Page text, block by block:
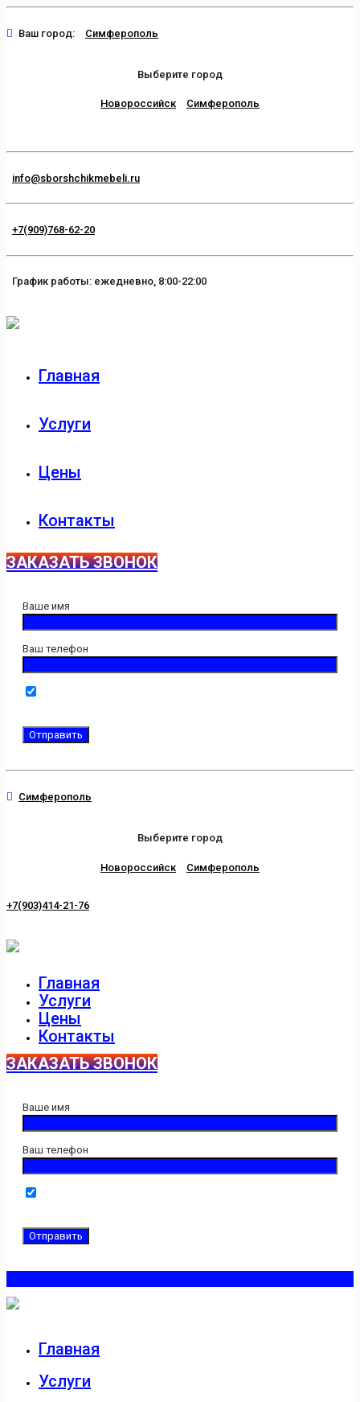
Ваш город: Симферополь
Выберите город
Новороссийск Симферополь
info@sborshchikmebeli.ru
+7(909)768-62-20
График работы: ежедневно, 8:00-22:00
Главная
Услуги
Цены
Контакты
ЗАКАЗАТЬ ЗВОНОК
Ваше имя
Ваш телефон
Симферополь
Выберите город
Новороссийск Симферополь
+7(903)414-21-76
Главная
Услуги
Цены
Контакты
ЗАКАЗАТЬ ЗВОНОК
Ваше имя
Ваш телефон
Главная
Услуги